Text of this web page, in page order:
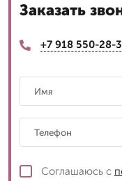
Заказать
+7 918 550-28-
Соглашаюсь с